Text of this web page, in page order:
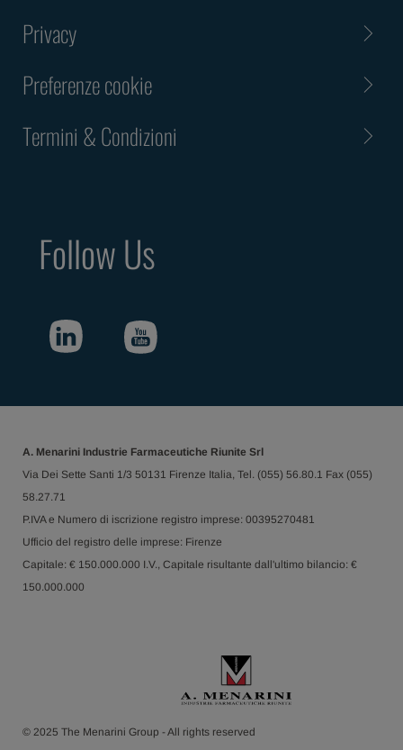
Privacy
Preferenze cookie
Termini & Condizioni
Follow Us
A. Menarini Industrie Farmaceutiche Riunite Srl
Via Dei Sette Santi 1/3 50131 Firenze Italia, Tel. (055) 56.80.1 Fax (055)
58.27.71
P.IVA e Numero di iscrizione registro imprese: 00395270481
Ufficio del registro delle imprese: Firenze
Capitale: € 150.000.000 I.V., Capitale risultante dall'ultimo bilancio: €
150.000.000
© 2025 The Menarini Group - All rights reserved